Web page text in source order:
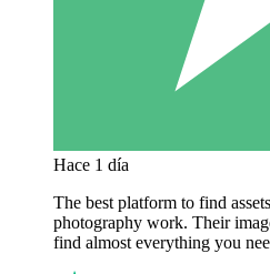
Hace 1 día
The best platform to find
photography work. Their
find almost everything you